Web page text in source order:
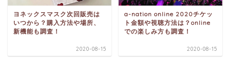
ヨネックスマスク次回販売は
いつから？購入方法や場所、
新機能も調査！
2020-08-15
a-nation online 2020チケッ
ト金額や視聴方法は？online
での楽しみ方も調査！
2020-08-15